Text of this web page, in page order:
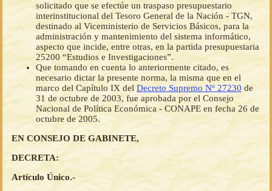
solicitado que se efectúe un traspaso presupuestario
interinstitucional del Tesoro General de la Nación - TGN,
destinado al Viceministerio de Servicios Básicos, para la
administración y mantenimiento del sistema informático,
aspecto que incide, entre otras, en la partida presupuestaria
25200 “Estudios e Investigaciones”.
Que tomando en cuenta lo anteriormente citado, es
necesario dictar la presente norma, la misma que en el
marco del Capítulo IX delDecreto Supremo Nº 27230 de
31 de octubre de 2003, fue aprobada por el Consejo
Nacional de Política Económica - CONAPE en fecha 26 de
octubre de 2005.
EN CONSEJO DE GABINETE,
DECRETA:
Artículo Único.-